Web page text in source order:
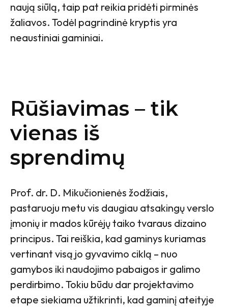
naują siūlą, taip pat reikia pridėti pirminės
žaliavos. Todėl pagrindinė kryptis yra
neaustiniai gaminiai.
Rūšiavimas – tik
vienas iš
sprendimų
Prof. dr. D. Mikučionienės žodžiais,
pastaruoju metu vis daugiau atsakingų verslo
įmonių ir mados kūrėjų taiko tvaraus dizaino
principus. Tai reiškia, kad gaminys kuriamas
vertinant visą jo gyvavimo ciklą – nuo
gamybos iki naudojimo pabaigos ir galimo
perdirbimo. Tokiu būdu dar projektavimo
etape siekiama užtikrinti, kad gaminį ateityje